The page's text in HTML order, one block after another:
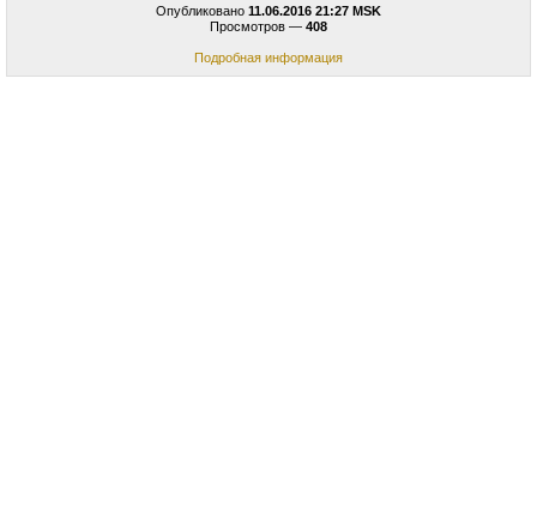
Опубликовано 11.06.2016 21:27 MSK
Просмотров — 408
Подробная информация